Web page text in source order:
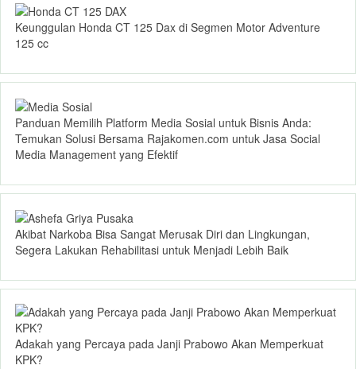
Keunggulan Honda CT 125 Dax di Segmen Motor Adventure
125 cc
Panduan Memilih Platform Media Sosial untuk Bisnis Anda:
Temukan Solusi Bersama Rajakomen.com untuk Jasa Social
Media Management yang Efektif
Akibat Narkoba Bisa Sangat Merusak Diri dan Lingkungan,
Segera Lakukan Rehabilitasi untuk Menjadi Lebih Baik
Adakah yang Percaya pada Janji Prabowo Akan Memperkuat
KPK?